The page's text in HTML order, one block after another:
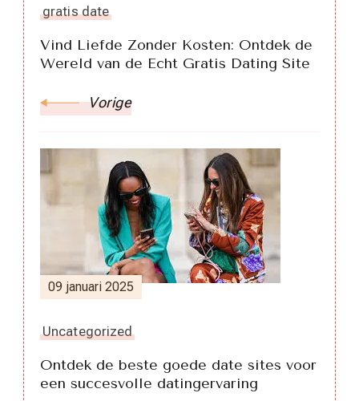
gratis date
Vind Liefde Zonder Kosten: Ontdek de
Wereld van de Echt Gratis Dating Site
Vorige
09 januari 2025
Uncategorized
Ontdek de beste goede date sites voor
een succesvolle datingervaring